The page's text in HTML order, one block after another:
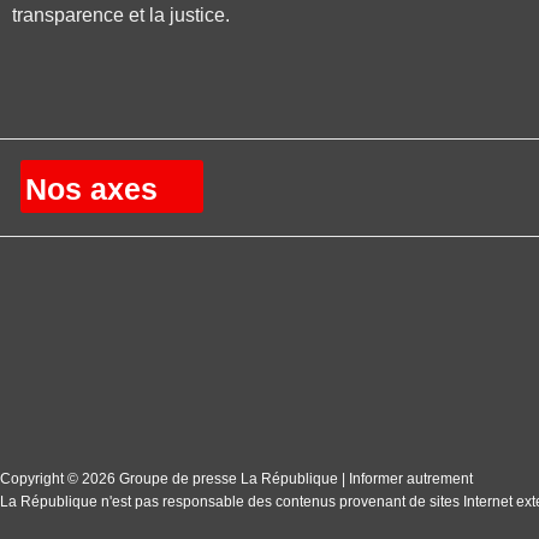
transparence et la justice.
Nos axes
Copyright © 2026 Groupe de presse La République | Informer autrement
La République n'est pas responsable des contenus provenant de sites Internet